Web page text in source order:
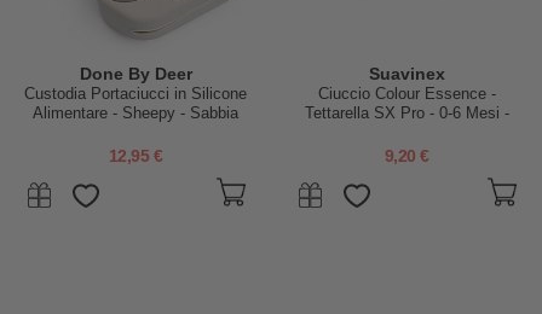
Done By Deer
Custodia Portaciucci in Silicone
Alimentare - Sheepy - Sabbia
12,95 €
Suavinex
Ciuccio Colour Essence -
Tettarella SX Pro - 0-6 Mesi -
9,20 €